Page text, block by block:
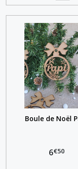
Boule de Noël
6€50